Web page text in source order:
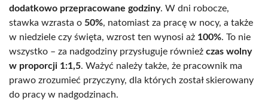
dodatkowo przepracowane godziny. W dni robocze,
stawka wzrasta o 50%, natomiast za pracę w nocy, a także
w niedziele czy święta, wzrost ten wynosi aż 100%. To nie
wszystko – za nadgodziny przysługuje również czas wolny
w proporcji 1:1,5. Ważyć należy także, że pracownik ma
prawo zrozumieć przyczyny, dla których został skierowany
do pracy w nadgodzinach.